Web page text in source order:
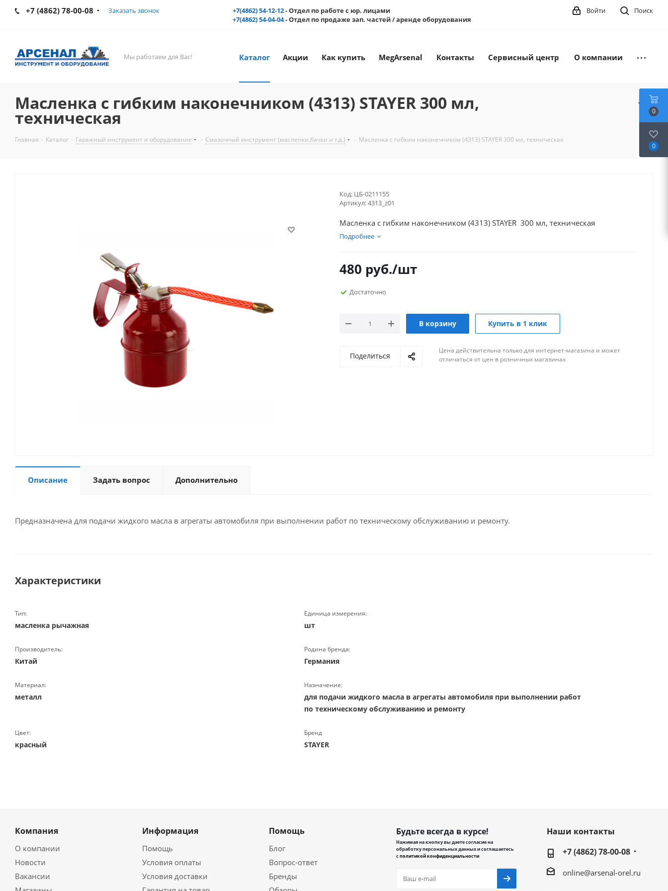
+7 (4862) 78-00-08 Заказать звонок +7(4862) 54-12-12- Отдел по работе с юр. лицами
+7(4862) 54-04-04- Отдел по продаже зап. частей / аренде оборудования
Поиск
Войти
Мы работаем для Вас! Каталог Акции Как купить MegArsenal Контакты Сервисный центр О компании
Масленка с гибким наконечником (4313) STAYER 300 мл,
техническая
Главная - Каталог - Гаражный инструмент и оборудование - Смазочный инструмент (масленки,бачки и т.д.) - Масленка с гибким наконечником (4313) STAYER 300 мл, техническая
Код: ЦБ-0211155
Артикул:4313_z01
Масленка с гибким наконечником (4313) STAYER 300 мл, техническая
Подробнее
480 руб./шт
Достаточно
В корзину Купить в 1 клик
Поделиться
Цена действительна только для интернет-магазина и может
отличаться от цен в розничных магазинах
Описание Задать вопрос Дополнительно
Предназначена для подачи жидкого масла в агрегаты автомобиля при выполнении работ по техническому обслуживанию и ремонту.
Характеристики
Тип:
масленка рычажная
Единица измерения:
шт
Производитель:
Китай
Родина бренда:
Германия
Материал:
металл
Назначение:
для подачи жидкого масла в агрегаты автомобиля при выполнении работ
по техническому обслуживанию и ремонту
Цвет:
красный
Бренд
STAYER
Компания
О компании
Новости
Вакансии
Информация
Помощь
Условия оплаты
Условия доставки
Помощь
Блог
Вопрос-ответ
Бренды
Будьте всегда в курсе!
Нажимая на кнопку вы даете согласие на
обработку персональных данных и соглашаетесь
сполитикой конфиденциальности
Наши контакты
+7 (4862) 78-00-08
online@arsenal-orel.ru
0
0